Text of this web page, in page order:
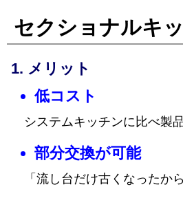
セクショナルキ
メリット
低コスト
システムキッチンに比べ製
部分交換が可能
「流し台だけ古くなったか